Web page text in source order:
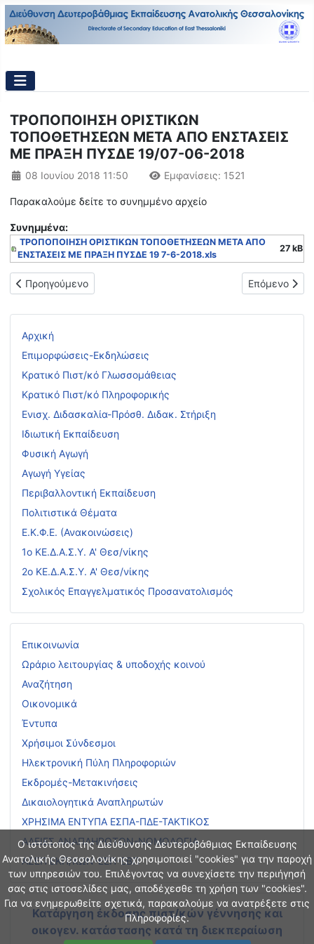
Ο ιστότοπος της Διεύθυνσης Δευτεροβάθμιας Εκπαίδευσης
Ανατολικής Θεσσαλονίκης χρησιμοποιεί "cookies" για την παροχή
των υπηρεσιών του. Επιλέγοντας να συνεχίσετε την περιήγησή
σας στις ιστοσελίδες μας, αποδέχεσθε τη χρήση των "cookies".
Για να ενημερωθείτε σχετικά, παρακαλούμε να ανατρέξετε στις
Πληροφορίες.
Αρχική
Επιμορφώσεις-Εκδηλώσεις
Κρατικό Πιστ/κό Γλωσσομάθειας
Κρατικό Πιστ/κό Πληροφορικής
Ενισχ. Διδασκαλία-Πρόσθ. Διδακ. Στήριξη
Ιδιωτική Εκπαίδευση
Φυσική Αγωγή
Αγωγή Υγείας
Περιβαλλοντική Εκπαίδευση
Πολιτιστικά Θέματα
Ε.Κ.Φ.Ε. (Ανακοινώσεις)
1ο ΚΕ.Δ.Α.Σ.Υ. Α' Θεσ/νίκης
2ο ΚΕ.Δ.Α.Σ.Υ. Α' Θεσ/νίκης
Σχολικός Επαγγελματικός Προσανατολισμός
Επικοινωνία
Ωράριο λειτουργίας & υποδοχής κοινού
Αναζήτηση
Οικονομικά
Έντυπα
Χρήσιμοι Σύνδεσμοι
Ηλεκτρονική Πύλη Πληροφοριών
Εκδρομές-Μετακινήσεις
Δικαιολογητικά Αναπληρωτών
ΧΡΗΣΙΜΑ ΕΝΤΥΠΑ ΕΣΠΑ-ΠΔΕ-ΤΑΚΤΙΚΟΣ
ΑΔΕΙΕΣ ΑΝΑΠΛΗΡΩΤΩΝ-ΝΟΜΟΛΟΓΙΑ
ΑΣΕΠ ΕΚΠ/ΚΩΝ-ΕΕΠ-ΕΒΠ
Κατάργηση έκδοσης πιστ/κών γέννησης και
οικογεν. κατάστασης κατά τη διεκπεραίωση
ΤΡΟΠΟΠΟΙΗΣΗ ΟΡΙΣΤΙΚΩΝ
ΤΟΠΟΘΕΤΗΣΕΩΝ ΜΕΤΑ ΑΠΟ ΕΝΣΤΑΣΕΙΣ
ΜΕ ΠΡΑΞΗ ΠΥΣΔΕ 19/07-06-2018
Λεπτομέρειες
08 Ιουνίου 2018 11:50 Εμφανίσεις: 1521
Παρακαλούμε δείτε το συνημμένο αρχείο
Συνημμένα:
ΤΡΟΠΟΠΟΙΗΣΗ ΟΡΙΣΤΙΚΩΝ ΤΟΠΟΘΕΤΗΣΕΩΝ ΜΕΤΑ ΑΠΟ
ΕΝΣΤΑΣΕΙΣ ΜΕ ΠΡΑΞΗ ΠΥΣΔΕ 19 7-6-2018.xls
27 kB
Προηγούμενο άρθρο: ΑΝΑΜΟΡΦΩΣΗ ΠΙΝΑΚΑ ΟΡΓΑΝΙΚΩΝ
Προηγούμενο Επόμενο
Επόμενο